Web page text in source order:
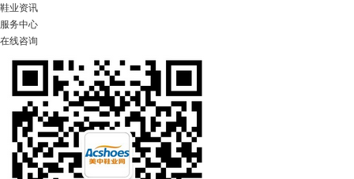
鞋业资讯
服务中心
在线咨询